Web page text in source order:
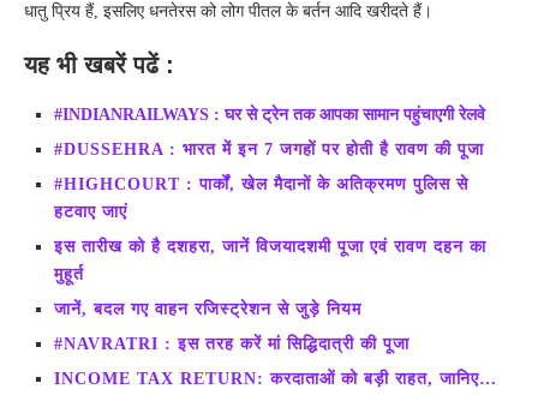
धातु प्रिय हैं, इसलिए धनतेरस को लोग पीतल के बर्तन आदि खरीदते हैं।
यह भी खबरें पढें :
#INDIANRAILWAYS : घर से ट्रेन तक आपका सामान पहुंचाएगी रेलवे
#DUSSEHRA : भारत में इन 7 जगहों पर होती है रावण की पूजा
#HIGHCOURT : पार्कों, खेल मैदानों के अतिक्रमण पुलिस से
हटवाए जाएं
इस तारीख को है दशहरा, जानें विजयादशमी पूजा एवं रावण दहन का
मुहूर्त
जानें, बदल गए वाहन रजिस्ट्रेशन से जुड़े नियम
#NAVRATRI : इस तरह करें मां सिद्धिदात्री की पूजा
INCOME TAX RETURN: करदाताओं को बड़ी राहत, जानिए…